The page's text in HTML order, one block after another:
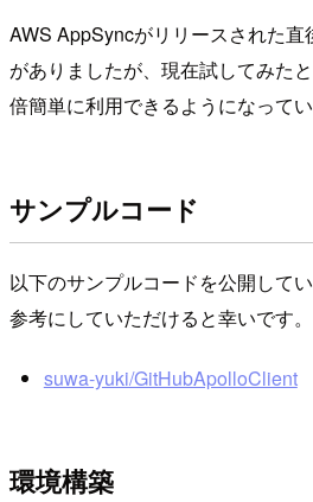
AWS AppSyncがリリースされた直
がありましたが、現在試してみた
倍簡単に利用できるようになってい
サンプルコード
以下のサンプルコードを公開して
参考にしていただけると幸いです。
suwa-yuki/GitHubApolloClient
環境構築